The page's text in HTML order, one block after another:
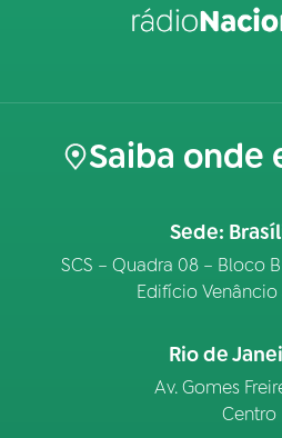
Saiba onde
Sede:
SCS – Quadra 08 – Bloco
Edifício
Rio de
Av. Gomes
Centro